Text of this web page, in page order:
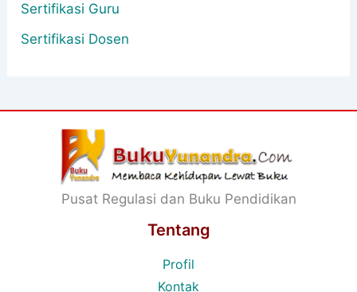
Sertifikasi Guru
Sertifikasi Dosen
Pusat Regulasi dan Buku Pendidikan
Tentang
Profil
Kontak